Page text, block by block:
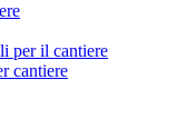
per il cantiere
cantiere